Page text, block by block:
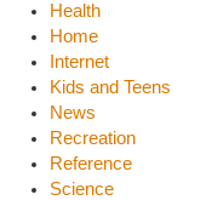
Health
Home
Internet
Kids and Teens
News
Recreation
Reference
Science